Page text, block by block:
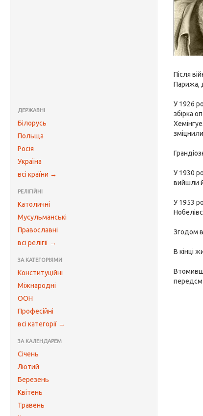
ДЕРЖАВНІ
Білорусь
Польща
Росія
Україна
всі країни →
РЕЛІГІЙНІ
Католичні
Мусульманські
Православні
всі релігії →
ЗА КАТЕГОРІЯМИ
Конституційні
Міжнародні
ООН
Професійні
всі категорії →
ЗА КАЛЕНДАРЕМ
Січень
Лютий
Березень
Квітень
Травень
Після
Парижа,
У 1926
збірка
У 1930
вийшли
У 1953
Згодом
В кінці